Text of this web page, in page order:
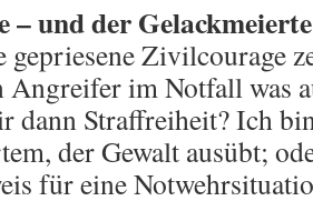
– und der Gelackmeierte
gepriesene Zivilcourage
Angreifer im Notfall was
dann Straffreiheit? Ich
der Gewalt ausübt;
für eine